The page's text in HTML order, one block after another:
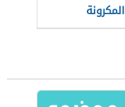
المكرونة